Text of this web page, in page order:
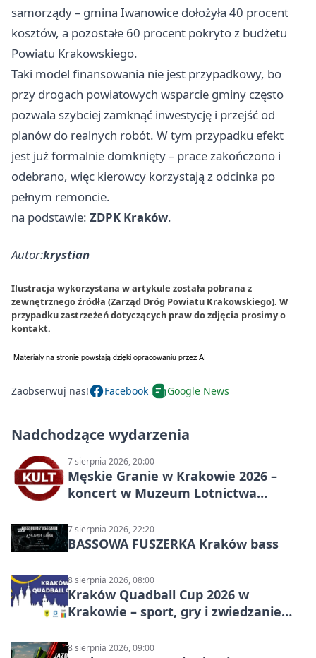
samorządy – gmina Iwanowice dołożyła 40 procent
kosztów, a pozostałe 60 procent pokryto z budżetu
Powiatu Krakowskiego.
Taki model finansowania nie jest przypadkowy, bo
przy drogach powiatowych wsparcie gminy często
pozwala szybciej zamknąć inwestycję i przejść od
planów do realnych robót. W tym przypadku efekt
jest już formalnie domknięty – prace zakończono i
odebrano, więc kierowcy korzystają z odcinka po
pełnym remoncie.
na podstawie: ZDPK Kraków.
Autor:krystian
Ilustracja wykorzystana w artykule została pobrana z
zewnętrznego źródła (Zarząd Dróg Powiatu Krakowskiego). W
przypadku zastrzeżeń dotyczących praw do zdjęcia prosimy o
kontakt.
Zaobserwuj nas! Facebook Google News
Nadchodzące wydarzenia
7 sierpnia 2026, 20:00
Męskie Granie w Krakowie 2026 –
koncert w Muzeum Lotnictwa
7 sierpnia 2026, 22:20
BASSOWA FUSZERKA Kraków bass
8 sierpnia 2026, 08:00
Kraków Quadball Cup 2026 w
Krakowie – sport, gry i zwiedzanie
8 sierpnia 2026, 09:00